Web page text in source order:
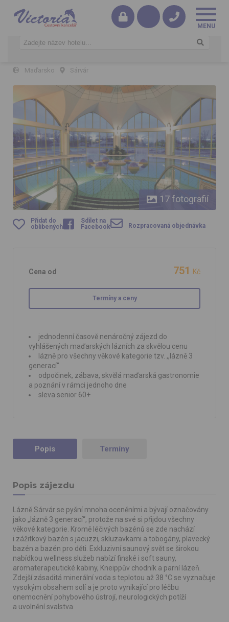
Maďarsko Sárvár
17 fotografií
Přidat do
oblíbených
Sdílet na
Facebook
Rozpracovaná objednávka
Cena od 751 Kč
Termíny a ceny
jednodenní časově nenáročný zájezd do
vyhlášených maďarských lázních za skvělou cenu
lázně pro všechny věkové kategorie tzv. ,,lázně 3
generací"
odpočinek, zábava, skvělá maďarská gastronomie
a poznání v rámci jednoho dne
sleva senior 60+
Popis Termíny
Popis zájezdu
Lázně Sárvár se pyšní mnoha oceněními a bývají označovány
jako „lázně 3 generací“, protože na své si přijdou všechny
věkové kategorie. Kromě léčivých bazénů se zde nachází
i zážitkový bazén s jacuzzi, skluzavkami a tobogány, plavecký
bazén a bazén pro děti. Exkluzivní saunový svět se širokou
nabídkou wellness služeb nabízí finské i soft sauny,
aromaterapeutické kabiny, Kneippův chodník a parní lázeň.
Zdejší zásaditá minerální voda s teplotou až 38 °C se vyznačuje
vysokým obsahem solí a je proto vynikající pro léčbu
onemocnění pohybového ústrojí, neurologických potíží
a uvolnění svalstva.